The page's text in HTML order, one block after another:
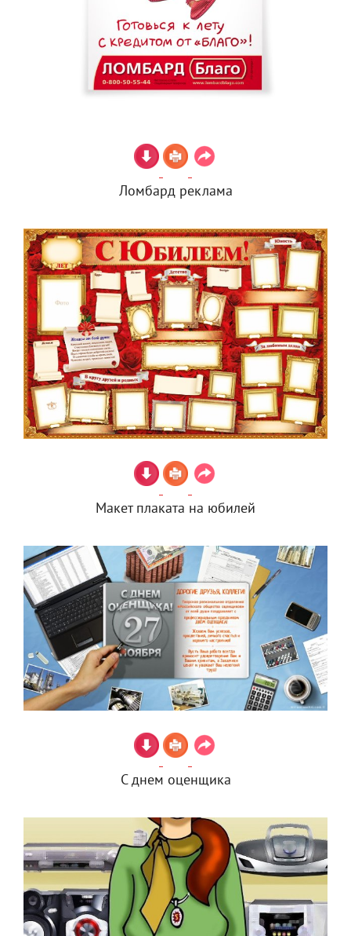
Ломбард реклама
Макет плаката на юбилей
С днем оценщика